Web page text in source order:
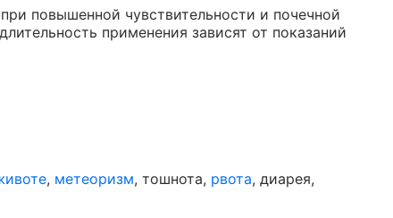
повышенной чувствительности и почечной
применения зависят от показаний
, метеоризм, тошнота, рвота, диарея,